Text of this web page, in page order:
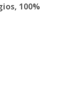
100%